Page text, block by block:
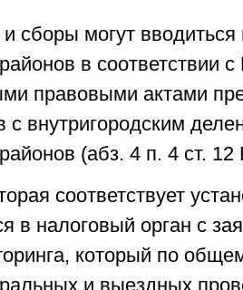
сборы могут вводиться
в соответствии
правовыми актами
с внутригородским
(абз. 4 п. 4 ст.
соответствует
в налоговый орган с
который по
и выездных